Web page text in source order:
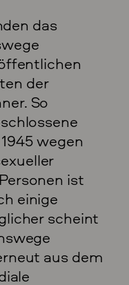
das
der
So
wegen
ist
einige
scheint
aus dem